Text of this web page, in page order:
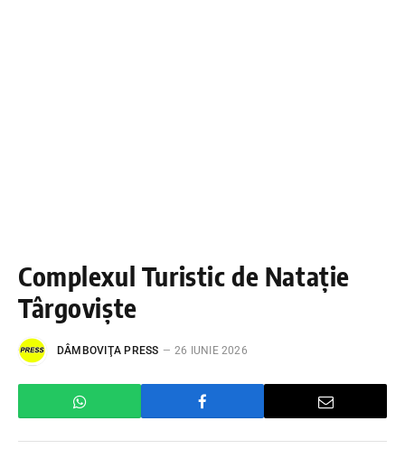
Complexul Turistic de Natație
Târgoviște
DÂMBOVIŢA PRESS 26 IUNIE 2026